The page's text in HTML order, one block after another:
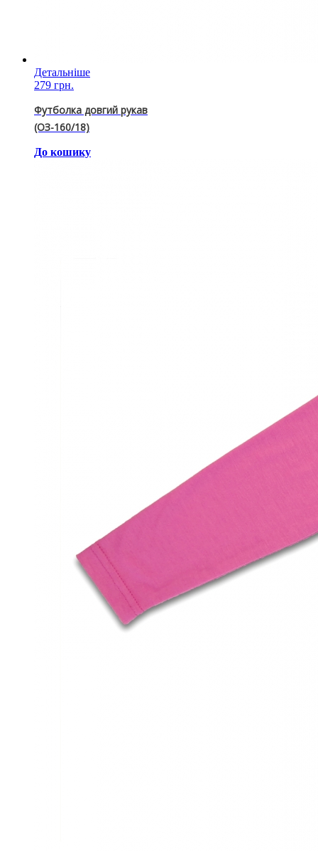
Детальніше
279 грн.
Футболка довгий рукав
(ОЗ-160/18)
До кошику